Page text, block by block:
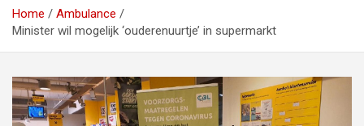
Home
Ambulance
Minister wil mogelijk ‘ouderenuurtje’ in supermarkt